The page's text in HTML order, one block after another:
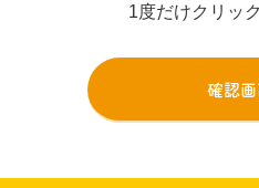
1度だけクリッ